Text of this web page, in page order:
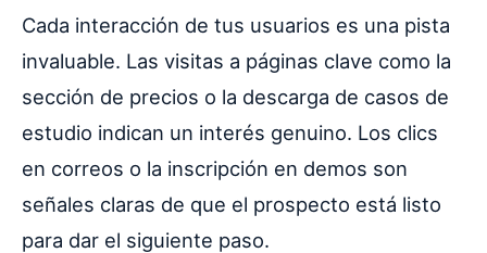
Cada interacción de tus usuarios es una pista
invaluable. Las visitas a páginas clave como la
sección de precios o la descarga de casos de
estudio indican un interés genuino. Los clics
en correos o la inscripción en demos son
señales claras de que el prospecto está listo
para dar el siguiente paso.